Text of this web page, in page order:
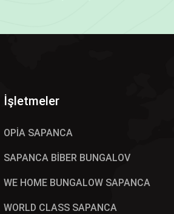
İşletmeler
OPİA SAPANCA
SAPANCA BİBER BUNGALOV
WE HOME BUNGALOW SAPANCA
WORLD CLASS SAPANCA